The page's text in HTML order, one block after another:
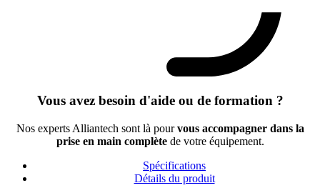
Vous avez besoin d'aide ou de formation ?
Nos experts Alliantech sont là pourvous accompagner dans la
prise en main complètede votre équipement.
Spécifications
Détails du produit